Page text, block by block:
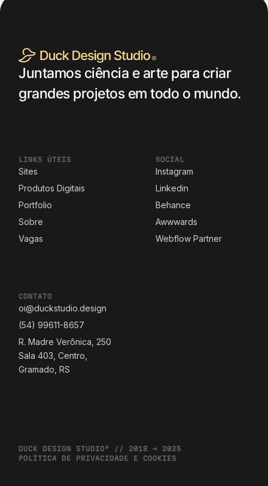
Juntamos ciência e arte para criar
grandes projetos em todo o mundo.
LINKS ÚTEIS
Sites
Produtos Digitais
Portfolio
Sobre
Vagas
SOCIAL
Instagram
Linkedin
Behance
Awwwards
Webflow Partner
CONTATO
oi@duckstudio.design
(54) 99611-8657
R. Madre Verônica, 250
Sala 403, Centro,
Gramado, RS
DUCK DESIGN STUDIO® // 2018 → 2025
POLÍTICA DE PRIVACIDADE E COOKIES